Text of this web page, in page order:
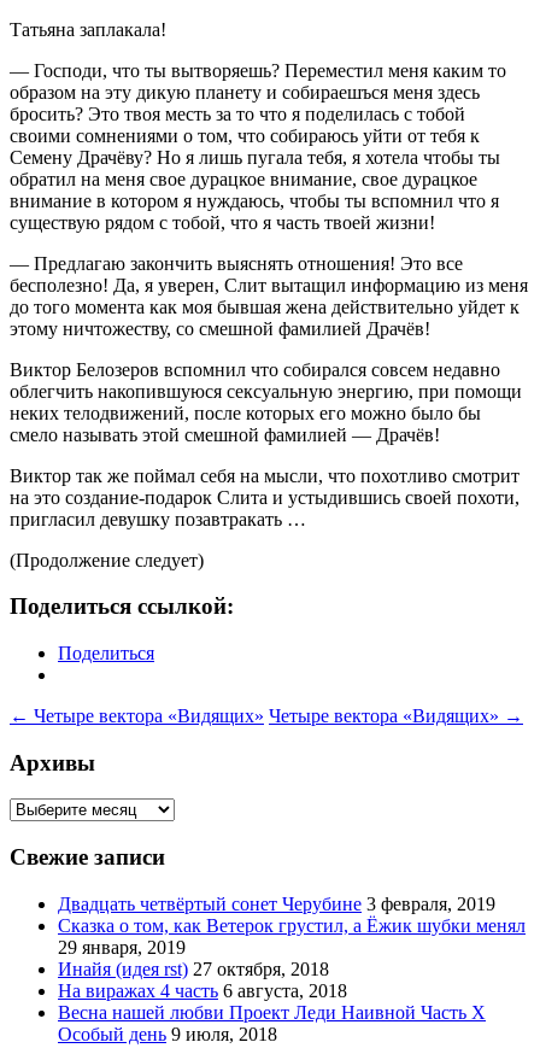
Татьяна заплакала!
— Господи, что ты вытворяешь? Переместил меня каким то
образом на эту дикую планету и собираешъся меня здесь
бросить? Это твоя месть за то что я поделилась с тобой
своими сомнениями о том, что собираюсь уйти от тебя к
Семену Драчёву? Но я лишь пугала тебя, я хотела чтобы ты
обратил на меня свое дурацкое внимание, свое дурацкое
внимание в котором я нуждаюсь, чтобы ты вспомнил что я
существую рядом с тобой, что я часть твоей жизни!
— Предлагаю закончить выяснять отношения! Это все
бесполезно! Да, я уверен, Слит вытащил информацию из меня
до того момента как моя бывшая жена действительно уйдет к
этому ничтожеству, со смешной фамилией Драчёв!
Виктор Белозеров вспомнил что собирался совсем недавно
облегчить накопившуюся сексуальную энергию, при помощи
неких телодвижений, после которых его можно было бы
смело называть этой смешной фамилией — Драчёв!
Виктор так же поймал себя на мысли, что похотливо смотрит
на это создание-подарок Слита и устыдившись своей похоти,
пригласил девушку позавтракать …
(Продолжение следует)
Поделиться ссылкой:
Поделиться
Навигация
по
записям
← Четыре вектора «Видящих» Четыре вектора «Видящих» →
Архивы
Архивы
Свежие записи
Двадцать четвёртый сонет Черубине 3 февраля, 2019
Сказка о том, как Ветерок грустил, а Ёжик шубки менял
29 января, 2019
Инайя (идея rst) 27 октября, 2018
На виражах 4 часть 6 августа, 2018
Весна нашей любви Проект Леди Наивной Часть Х
Особый день 9 июля, 2018